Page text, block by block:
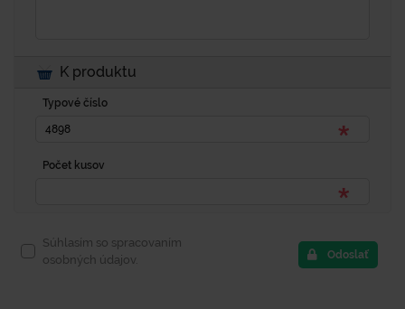
K produktu
Typové číslo
Počet kusov
Súhlasím so spracovaním
osobných údajov.
Odoslať